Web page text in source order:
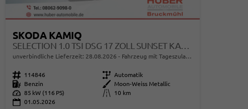
SKODA KAMIQ
unverbindliche Lieferzeit: 28.08.2026 Fahrzeug mit Tageszulassung
Fahrzeugnr. 114846 Getriebe
Automatik
Kraftstoff
Benzin Außenfarbe
Moon-Weiss Metallic
Leistung 85 kW (116 PS) Kilometerstand
10 km
01.05.2026